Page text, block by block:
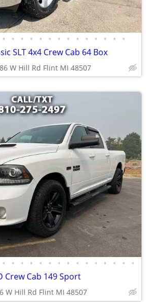
• • • • • • • • • • • • • •
SLT 4x4 Crew Cab 64 Box
W Hill Rd Flint MI 48507
• • • • • • • • • • • • • • •
Crew Cab 149 Sport
W Hill Rd Flint MI 48507